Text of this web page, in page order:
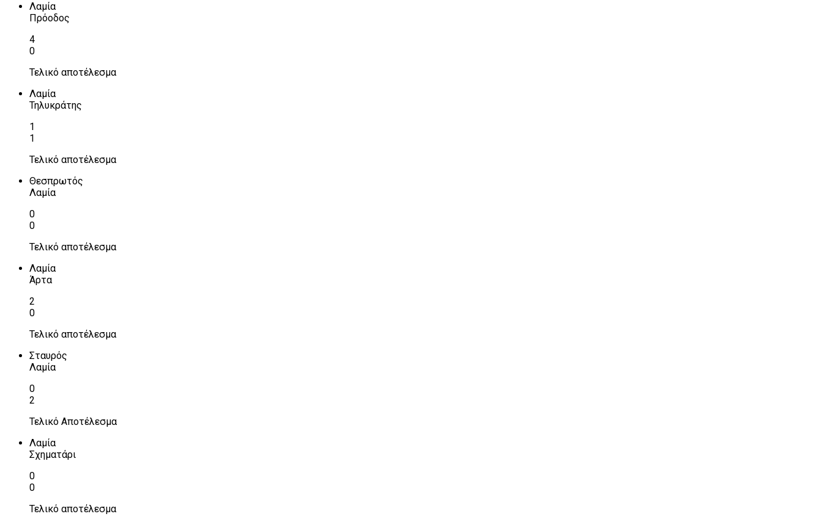
Λαμία
Πρόοδος
4
0
Τελικό αποτέλεσμα
Λαμία
Τηλυκράτης
1
1
Τελικό αποτέλεσμα
Θεσπρωτός
Λαμία
0
0
Τελικό αποτέλεσμα
Λαμία
Άρτα
2
0
Τελικό αποτέλεσμα
Σταυρός
Λαμία
0
2
Τελικό Αποτέλεσμα
Λαμία
Σχηματάρι
0
0
Τελικό αποτέλεσμα